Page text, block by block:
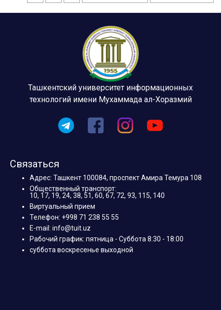
Ташкентский университет информационных
технологий имени Мухаммада ал-Хоразмий
Связаться
Адрес: Ташкент 100084, проспект Амира Темура 108
Общественный транспорт:
10, 17, 19, 24, 38, 51, 60, 67, 72, 93, 115, 140
Виртуальный прием
Телефон: +998 71 238 55 55
E-mail: info@tuit.uz
Рабочий график: пятница - Суббота 8:30 - 18:00
суббота воскресенье выходной